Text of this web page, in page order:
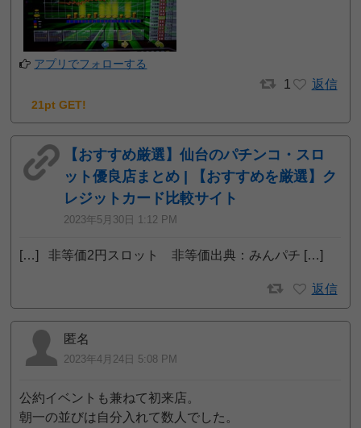
アプリでフォローする
1 返信
21pt GET!
【おすすめ厳選】仙台のパチンコ・スロ
ット優良店まとめ | 【おすすめを厳選】ク
レジットカード比較サイト
2023年5月30日 1:12 PM
[…] 非等価2円スロット 非等価出典：みんパチ […]
返信
匿名
2023年4月24日 5:08 PM
公約イベントも兼ねて初来店。
朝一の並びは自分入れて数人でした。